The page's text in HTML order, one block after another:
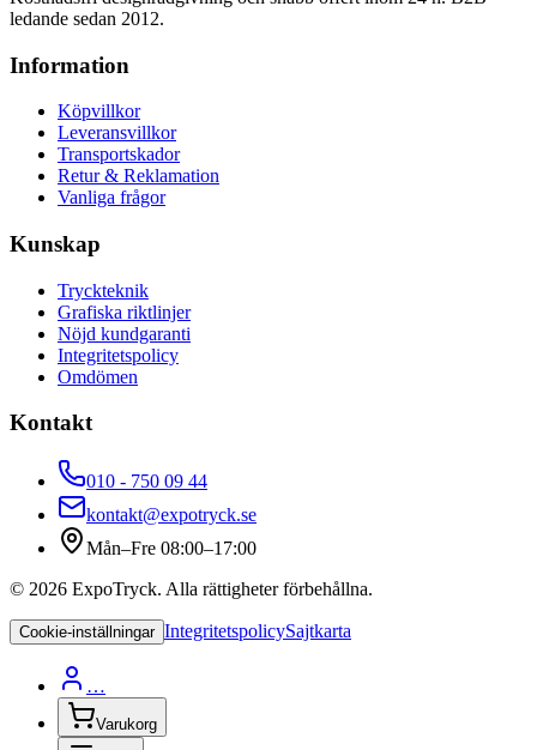
ledande sedan 2012.
Information
Köpvillkor
Leveransvillkor
Transportskador
Retur & Reklamation
Vanliga frågor
Kunskap
Tryckteknik
Grafiska riktlinjer
Nöjd kundgaranti
Integritetspolicy
Omdömen
Kontakt
010 - 750 09 44
kontakt@expotryck.se
Mån–Fre 08:00–17:00
© 2026 ExpoTryck. Alla rättigheter förbehållna.
Cookie-inställningar IntegritetspolicySajtkarta
…
Varukorg